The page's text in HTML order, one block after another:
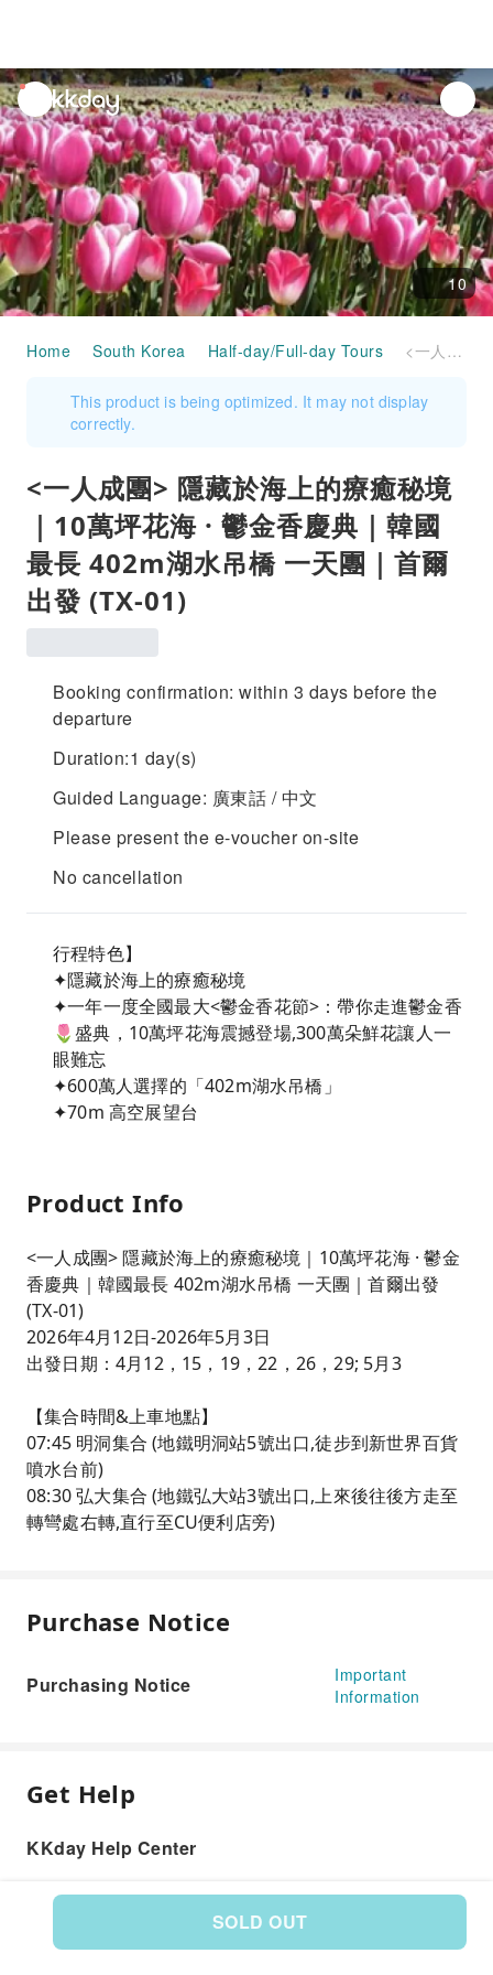
unread
notifications
10
Home South Korea Half-day/Full-day Tours <一人成團> 隱藏於海上的療癒秘境｜10萬坪花海 · 鬱金香慶典｜韓國最長 402m湖水吊橋 一天團｜首爾出發 (TX-01)
This product is being optimized. It may not display
correctly.
<一人成團> 隱藏於海上的療癒秘境
｜10萬坪花海 · 鬱金香慶典｜韓國
最長 402m湖水吊橋 一天團｜首爾
出發 (TX-01)
Booking confirmation: within 3 days before the
departure
Duration:1 day(s)
Guided Language: 廣東話 / 中文
Please present the e-voucher on-site
No cancellation
行程特色】
✦隱藏於海上的療癒秘境
✦一年一度全國最大<鬱金香花節>：帶你走進鬱金香
🌷盛典，10萬坪花海震撼登場,300萬朵鮮花讓人一
眼難忘
✦600萬人選擇的「402m湖水吊橋」
✦70m 高空展望台
SOLD OUT
Product Info
<一人成團> 隱藏於海上的療癒秘境｜10萬坪花海 · 鬱金
香慶典｜韓國最長 402m湖水吊橋 一天團｜首爾出發
(TX-01)
2026年4月12日-2026年5月3日
出發日期：4月12，15，19，22，26，29; 5月3
【集合時間&上車地點】
07:45 明洞集合 (地鐵明洞站5號出口,徒步到新世界百貨
噴水台前)
08:30 弘大集合 (地鐵弘大站3號出口,上來後往後方走至
轉彎處右轉,直行至CU便利店旁)
Purchase Notice
Purchasing Notice
Important
Information
Get Help
KKday Help Center
Product: 570965